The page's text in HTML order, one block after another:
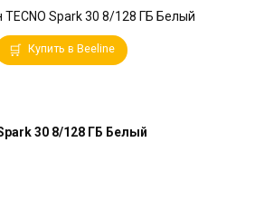
Купить в Beeline
30 8/128 ГБ Белый